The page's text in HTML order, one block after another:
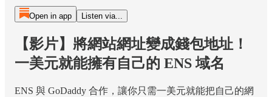
Open in app Listen via...
【影片】將網站網址變成錢包地址！
一美元就能擁有自己的 ENS 域名
ENS 與 GoDaddy 合作，讓你只需一美元就能把自己的網